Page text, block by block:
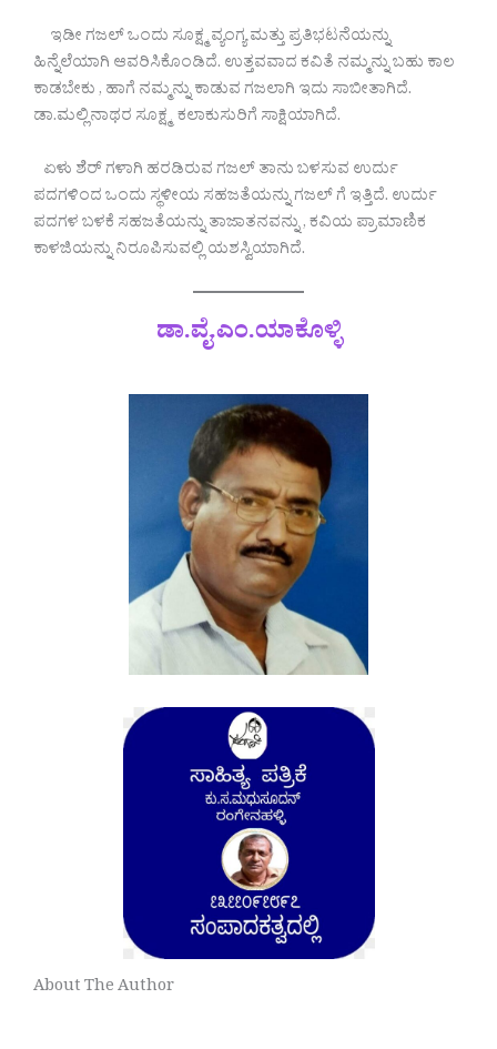
ಇಡೀ ಗಜಲ್ ಒಂದು ಸೂಕ್ಷ್ಮ ವ್ಯಂಗ್ಯ ಮತ್ತು ಪ್ರತಿಭಟನೆಯನ್ನು
ಹಿನ್ನೆಲೆಯಾಗಿ ಆವರಿಸಿಕೊಂಡಿದೆ. ಉತ್ತವವಾದ ಕವಿತೆ ನಮ್ಮನ್ನು ಬಹು ಕಾಲ
ಕಾಡಬೇಕು , ಹಾಗೆ ನಮ್ಮನ್ನು ಕಾಡುವ ಗಜಲಾಗಿ ಇದು ಸಾಬೀತಾಗಿದೆ.
ಡಾ.ಮಲ್ಲಿನಾಥರ ಸೂಕ್ಷ್ಮ ಕಲಾಕುಸುರಿಗೆ ಸಾಕ್ಷಿಯಾಗಿದೆ.
ಏಳು ಶೆರ್ ಗಳಾಗಿ ಹರಡಿರುವ ಗಜಲ್ ತಾನು ಬಳಸುವ ಉರ್ದು
ಪದಗಳಿಂದ ಒಂದು ಸ್ಥಳೀಯ ಸಹಜತೆಯನ್ನು ಗಜಲ್ ಗೆ ಇತ್ತಿದೆ. ಉರ್ದು
ಪದಗಳ ಬಳಕೆ ಸಹಜತೆಯನ್ನು ತಾಜಾತನವನ್ನು , ಕವಿಯ ಪ್ರಾಮಾಣಿಕ
ಕಾಳಜಿಯನ್ನು ನಿರೂಪಿಸುವಲ್ಲಿ ಯಶಸ್ವಿಯಾಗಿದೆ.
ಡಾ.ವೈ.ಎಂ.ಯಾಕೊಳ್ಳಿ
About The Author